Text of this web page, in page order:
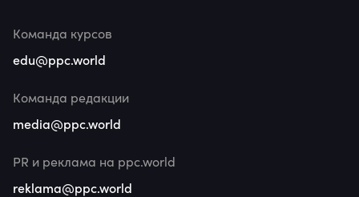
Команда курсов
edu@ppc.world
Команда редакции
media@ppc.world
PR и реклама на ppc.world
reklama@ppc.world